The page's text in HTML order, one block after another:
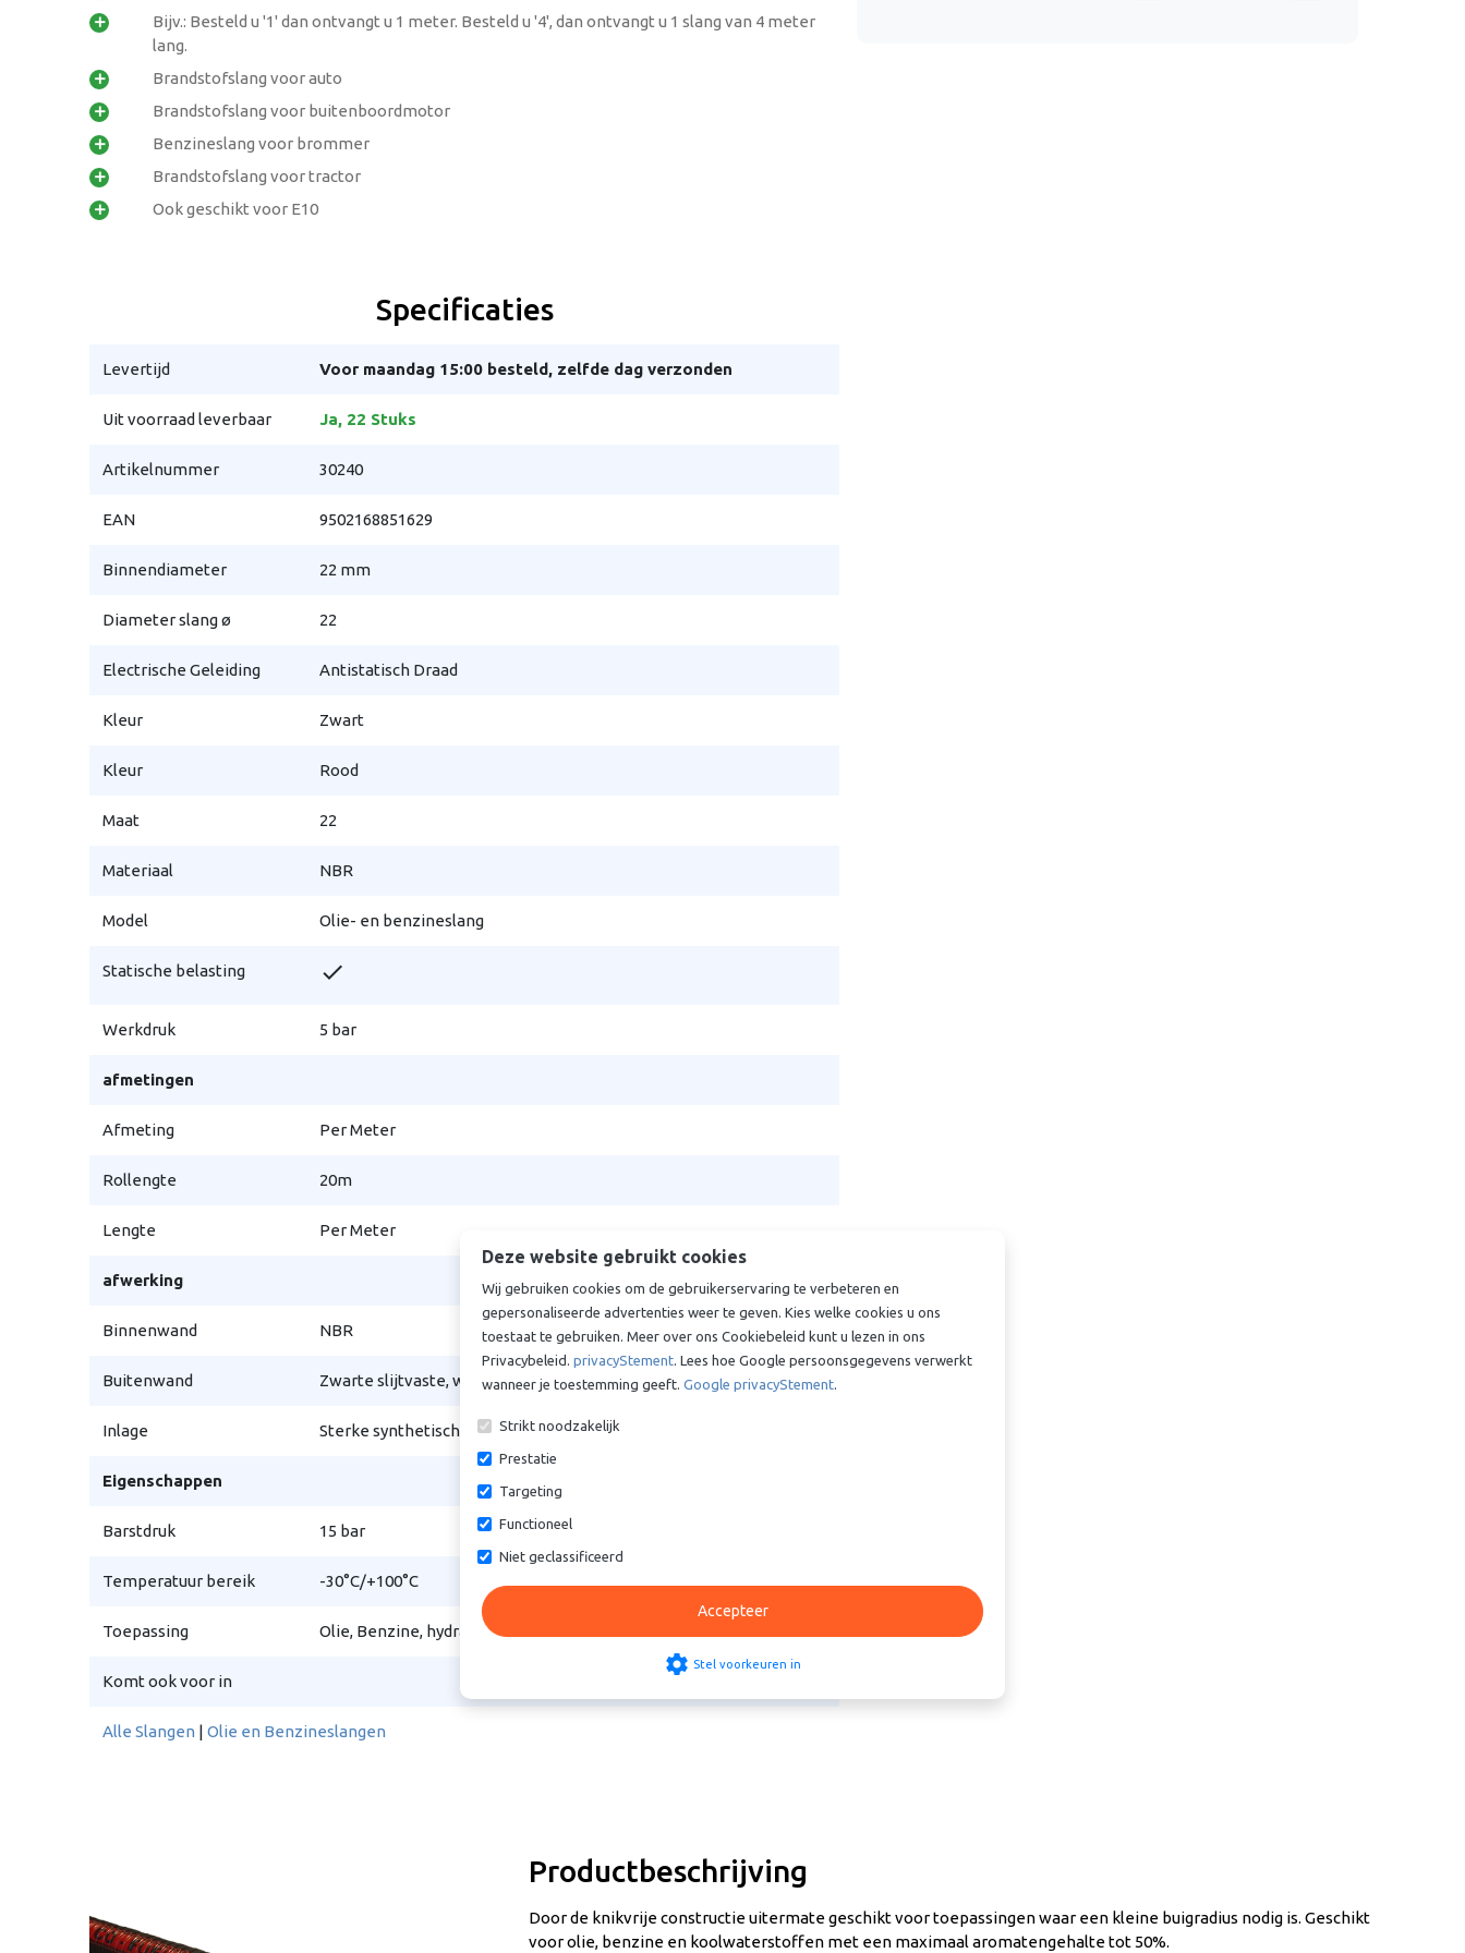

Bijv.: Besteld u '1' dan ontvangt u 1 meter. Besteld u '4', dan ontvangt u 1 slang van 4 meter
lang.
 Brandstofslang voor auto
 Brandstofslang voor buitenboordmotor
 Benzineslang voor brommer
 Brandstofslang voor tractor
 Ook geschikt voor E10
Specificaties
Levertijd Voor maandag 15:00 besteld, zelfde dag verzonden
Uit voorraad leverbaar Ja, 22 Stuks
Artikelnummer 30240
EAN 9502168851629
Binnendiameter 22 mm
Diameter slang ø 22
Electrische Geleiding Antistatisch Draad
Kleur Zwart
Kleur Rood
Maat 22
Materiaal NBR
Model Olie- en benzineslang
Statische belasting check
Werkdruk 5 bar
afmetingen
Afmeting Per Meter
Rollengte 20m
Lengte Per Meter
afwerking
Binnenwand NBR
Buitenwand Zwarte slijtvaste, weer- en oliebestendige doekafdruk., NBR
Inlage Sterke synthetische textiel inlagen, Stalen spiraal
Eigenschappen
Barstdruk 15 bar
Temperatuur bereik -30°C/+100°C
Toepassing Olie, Benzine, hydrauliek olie en koolwaterstof
Komt ook voor in
Alle Slangen |Olie en Benzineslangen
Productbeschrijving
Door de knikvrije constructie uitermate geschikt voor toepassingen waar een kleine buigradius nodig is. Geschikt
voor olie, benzine en koolwaterstoffen met een maximaal aromatengehalte tot 50%.
Deze website gebruikt cookies
Wij gebruiken cookies om de gebruikerservaring te verbeteren en
gepersonaliseerde advertenties weer te geven. Kies welke cookies u ons
toestaat te gebruiken. Meer over ons Cookiebeleid kunt u lezen in ons
Privacybeleid. privacyStement. Lees hoe Google persoonsgegevens verwerkt
wanneer je toestemming geeft. Google privacyStement.
Strikt noodzakelijk
Prestatie
Targeting
Functioneel
Niet geclassificeerd
Accepteer
settings Stel voorkeuren in